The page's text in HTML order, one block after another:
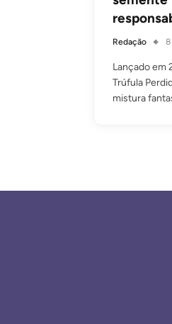
Redação 8
Lançado em
Trúfula
mistura